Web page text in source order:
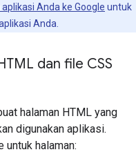
Anda ke Google untuk
Anda.
dan file CSS
halaman HTML yang
digunakan aplikasi.
untuk halaman: